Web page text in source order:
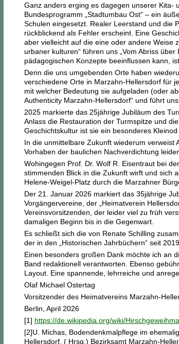
Ganz anders erging es dagegen unserer Kita-
Bundesprogramm „Stadtumbau Ost“ – ein
Schulen eingesetzt. Realer Leerstand und die
rückblickend als Fehler erscheint. Eine
aber vielleicht auf die eine oder andere Weise
urbaner kulturen“ führen uns „Vom Abriss
pädagogischen Konzepte beeinflussen kann,
Denn die uns umgebenden Orte haben
verschiedene Orte in Marzahn-Hellersdorf für
mit welcher Bedeutung sie aufgeladen (oder
Authenticity Marzahn-Hellersdorf“ und führt
2025 markierte das 25jährige Jubiläum des
Anlass die Restauration der Turmspitze und
Geschichtskultur ist sie ein besonderes
In die unmittelbare Zukunft wiederum verweist
Vorhaben der baulichen Nachverdichtung
Wohingegen Prof. Dr. Wolf R. Eisentraut bei
stimmenden Blick in die Zukunft wirft und sich
Helene-Weigel-Platz durch die Marzahner
Der 21. Januar 2026 markiert das 35jährige
Vorgängervereine, der „Heimatverein
Vereinsvorsitzenden, der leider viel zu früh
damaligen Beginn bis in die Gegenwart.
Es schließt sich die von Renate Schilling
der in den „Historischen Jahrbüchern“ seit
Einen besonders großen Dank möchte ich an
Band redaktionell verantworten. Ebenso
Layout. Eine spannende, lehrreiche und
Olaf Michael Ostertag
Vorsitzender des Heimatvereins Marzahn-
Berlin, April 2026
[1] https://de.wikipedia.org/wiki/
[2]U. Michas, Bodendenkmalpflege im
Hellersdorf, ( Hrsg.) Bezirksamt Marzahn-